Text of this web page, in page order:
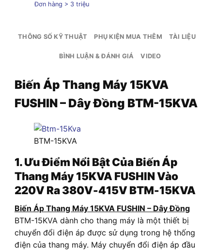
Đơn hàng > 3 triệu
THÔNG SỐ KỸ THUẬT PHỤ KIỆN MUA THÊM TÀI LIỆU
BÌNH LUẬN & ĐÁNH GIÁ VIDEO
Biến Áp Thang Máy 15KVA
FUSHIN – Dây Đồng BTM-15KVA
BTM-15KVA
1. Ưu Điểm Nổi Bật Của Biến Áp
Thang Máy 15KVA FUSHIN Vào
220V Ra 380V-415V BTM-15KVA
Biến Áp Thang Máy 15KVA FUSHIN – Dây Đồng
BTM-15KVA dành cho thang máy là một thiết bị
chuyển đổi điện áp được sử dụng trong hệ thống
điện của thang máy. Máy chuyển đổi điện áp đầu